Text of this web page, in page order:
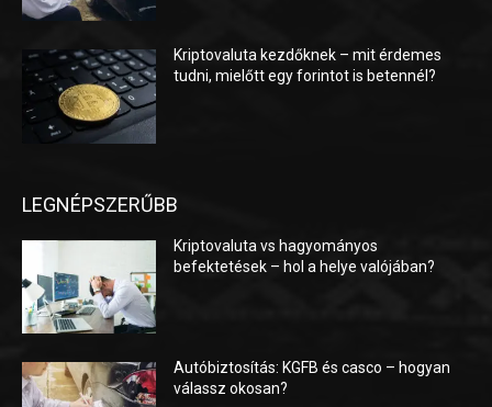
Kriptovaluta kezdőknek – mit érdemes
tudni, mielőtt egy forintot is betennél?
LEGNÉPSZERŰBB
Kriptovaluta vs hagyományos
befektetések – hol a helye valójában?
Autóbiztosítás: KGFB és casco – hogyan
válassz okosan?